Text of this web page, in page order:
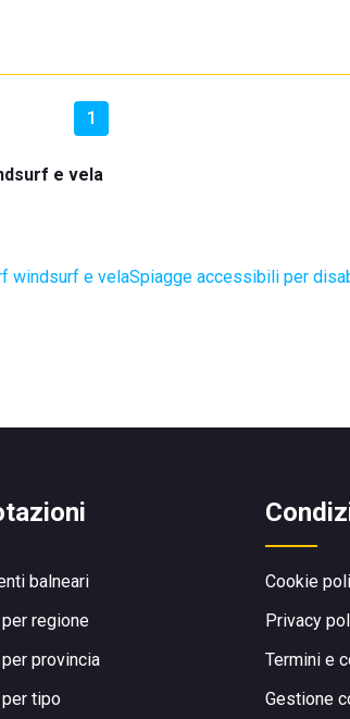
1
e vela
windsurf e velaSpiagge accessibili per
balneari
regione
provincia
tipo
Cookie
Privacy
Termini e
Gestione